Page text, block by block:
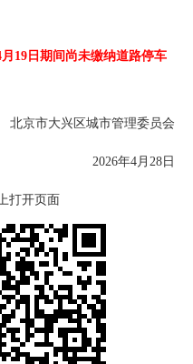
19日期间尚未缴纳道路停车
京市大兴区城市管理委员会
2026年4月28日
打开页面